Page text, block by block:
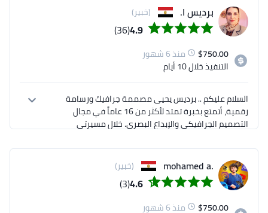
برديس ا. (خبير)
4.9
(36)
$750.00
منذ 6 شهور
التنفيذخلال 10 أيام
البصرية، الشعارات، الرسوم التوضيحية الرقمية،التغليف
.mohamed a (خبير)
4.6
(3)
$750.00
منذ 6 شهور